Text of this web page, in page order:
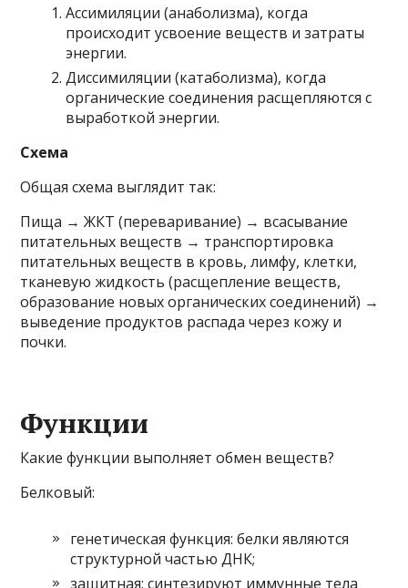
Ассимиляции (анаболизма), когда
происходит усвоение веществ и затраты
энергии.
Диссимиляции (катаболизма), когда
органические соединения расщепляются с
выработкой энергии.
Схема
Общая схема выглядит так:
Пища → ЖКТ (переваривание) → всасывание
питательных веществ → транспортировка
питательных веществ в кровь, лимфу, клетки,
тканевую жидкость (расщепление веществ,
образование новых органических соединений) →
выведение продуктов распада через кожу и
почки.
Функции
Какие функции выполняет обмен веществ?
Белковый:
генетическая функция: белки являются
структурной частью ДНК;
защитная: синтезируют иммунные тела